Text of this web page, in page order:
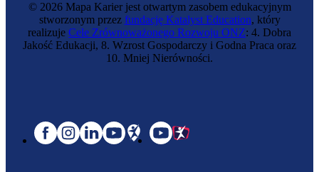
© 2026 Mapa Karier jest otwartym zasobem edukacyjnym
stworzonym przez fundację Katalyst Education, który
realizuje Cele Zrównoważonego Rozwoju ONZ: 4. Dobra
Jakość Edukacji, 8. Wzrost Gospodarczy i Godna Praca oraz
10. Mniej Nierówności.